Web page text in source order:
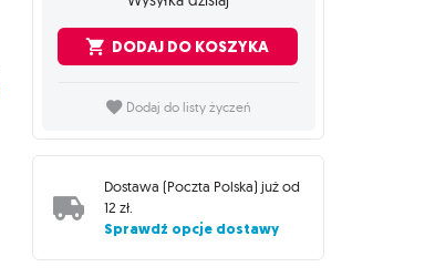
DODAJ DO KOSZYKA
Dodaj do listy życzeń
Dostawa (Poczta Polska) już od
12 zł.
Sprawdź opcje dostawy